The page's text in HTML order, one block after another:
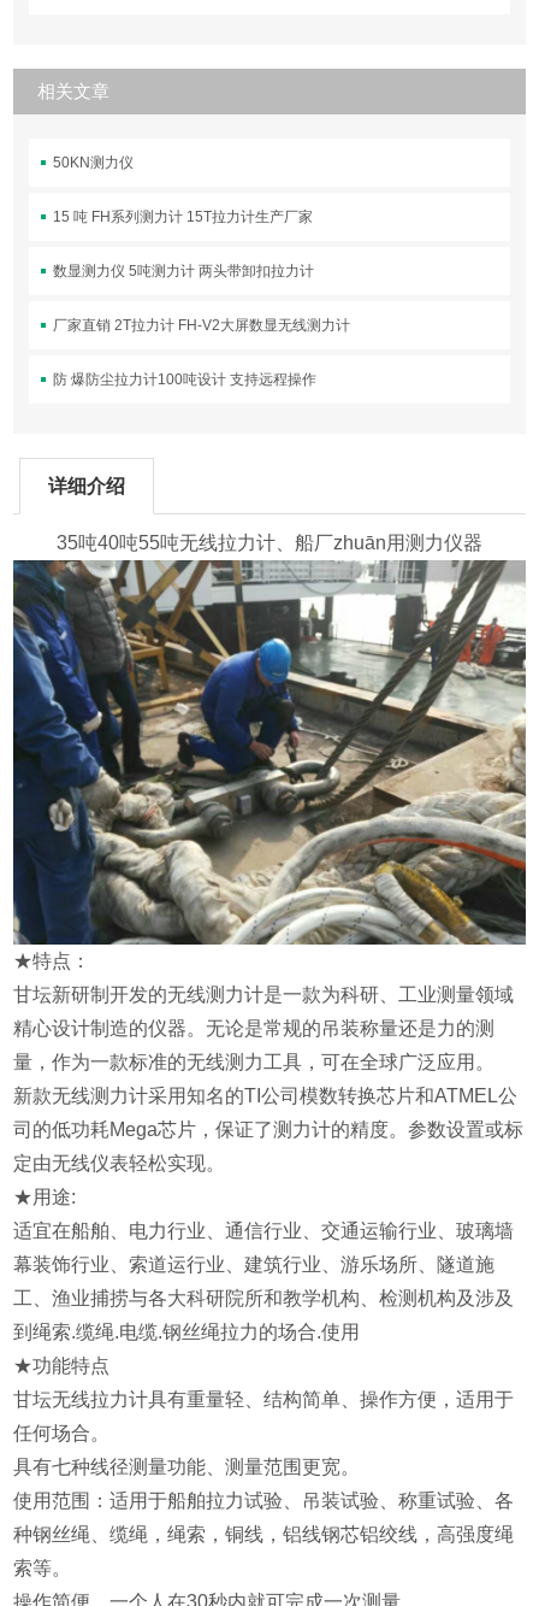
相关文章
50KN测力仪
15 吨 FH系列测力计 15T拉力计生产厂家
数显测力仪 5吨测力计 两头带卸扣拉力计
厂家直销 2T拉力计 FH-V2大屏数显无线测力计
防 爆防尘拉力计100吨设计 支持远程操作
详细介绍
35吨40吨55吨无线拉力计、船厂zhuān用测力仪器
★特点：
甘坛新研制开发的无线测力计是一款为科研、工业测量领域
精心设计制造的仪器。无论是常规的吊装称量还是力的测
量，作为一款标准的无线测力工具，可在全球广泛应用。
新款无线测力计采用知名的TI公司模数转换芯片和ATMEL公
司的低功耗Mega芯片，保证了测力计的精度。参数设置或标
定由无线仪表轻松实现。
★用途:
适宜在船舶、电力行业、通信行业、交通运输行业、玻璃墙
幕装饰行业、索道运行业、建筑行业、游乐场所、隧道施
工、渔业捕捞与各大科研院所和教学机构、检测机构及涉及
到绳索.缆绳.电缆.钢丝绳拉力的场合.使用
★功能特点
甘坛无线拉力计具有重量轻、结构简单、操作方便，适用于
任何场合。
具有七种线径测量功能、测量范围更宽。
使用范围：适用于船舶拉力试验、吊装试验、称重试验、各
种钢丝绳、缆绳，绳索，铜线，铝线钢芯铝绞线，高强度绳
索等。